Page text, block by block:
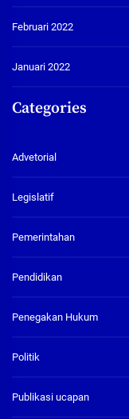
Februari 2022
Januari 2022
Categories
Advetorial
Legislatif
Pemerintahan
Pendidikan
Penegakan Hukum
Politik
Publikasi ucapan